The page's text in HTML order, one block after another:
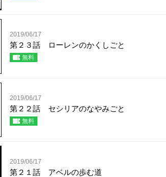
2019/06/17
第２３話 ローレンのかくしごと
無料
2019/06/17
第２２話 セシリアのなやみごと
無料
2019/06/17
第２１話 アベルの歩む道